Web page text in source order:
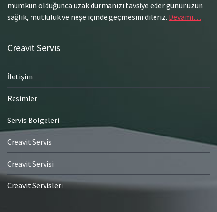
mümkün olduğunca uzak durmanızı tavsiye eder gününüzün
sağlık, mutluluk ve neşe içinde geçmesini dileriz. Devamı…
Creavit Servis
İletişim
Resimler
Servis Bölgeleri
Creavit Servis
Creavit Servisi
Creavit Servisleri